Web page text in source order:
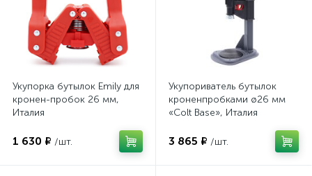
Укупорка бутылок Emily для
кронен-пробок 26 мм,
Италия
1 630 ₽ /шт.
Укупориватель бутылок
кроненпробками ø26 мм
«Colt Base», Италия
3 865 ₽ /шт.